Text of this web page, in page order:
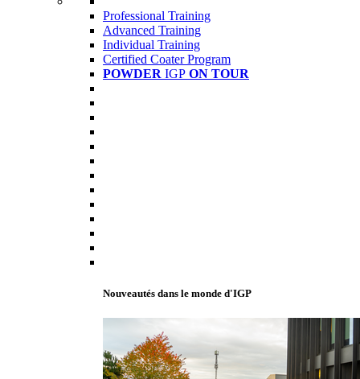
Professional Training
Advanced Training
Individual Training
Certified Coater Program
POWDER IGP ON TOUR
Nouveautés dans le monde d'IGP